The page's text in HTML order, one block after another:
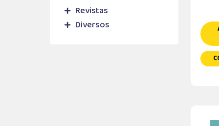
Revistas
Diversos